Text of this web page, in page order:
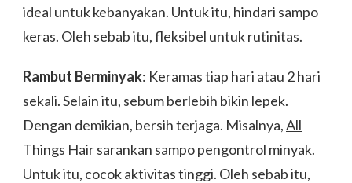
ideal untuk kebanyakan. Untuk itu, hindari sampo
keras. Oleh sebab itu, fleksibel untuk rutinitas.
Rambut Berminyak: Keramas tiap hari atau 2 hari
sekali. Selain itu, sebum berlebih bikin lepek.
Dengan demikian, bersih terjaga. Misalnya,All
Things Hairsarankan sampo pengontrol minyak.
Untuk itu, cocok aktivitas tinggi. Oleh sebab itu,